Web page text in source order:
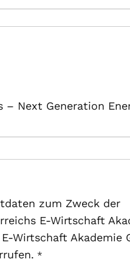
Next Generation
zum Zweck der
E-Wirtschaft
Wirtschaft Akademie